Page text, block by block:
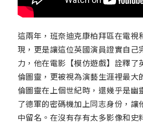
這兩年，班奈迪克康柏拜區在電視
現，更是讓這位英國演員證實自己
力，他在電影【模仿遊戲】詮釋了
倫圖靈，更被視為演藝生涯裡最大
倫圖靈在上個世紀時，還幾乎是幽
了德軍的密碼機加上同志身份，讓
中留名。在沒有存有太多影像和史